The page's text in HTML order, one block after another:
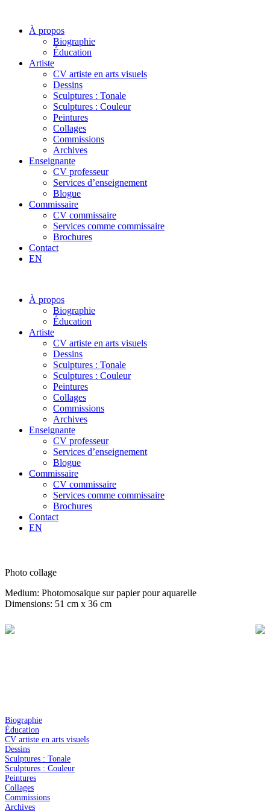
À propos
Biographie
Éducation
Artiste
CV artiste en arts visuels
Dessins
Sculptures : Tonale
Sculptures : Couleur
Peintures
Collages
Commissions
Archives
Enseignante
CV professeur
Services d’enseignement
Blogue
Commissaire
CV commissaire
Services comme commissaire
Brochures
Contact
EN
À propos
Biographie
Éducation
Artiste
CV artiste en arts visuels
Dessins
Sculptures : Tonale
Sculptures : Couleur
Peintures
Collages
Commissions
Archives
Enseignante
CV professeur
Services d’enseignement
Blogue
Commissaire
CV commissaire
Services comme commissaire
Brochures
Contact
EN
Photo collage
Medium: Photomosaïque sur papier pour aquarelle
Dimensions: 51 cm x 36 cm
Biographie
Éducation
CV artiste en arts visuels
Dessins
Sculptures : Tonale
Sculptures : Couleur
Peintures
Collages
Commissions
Archives